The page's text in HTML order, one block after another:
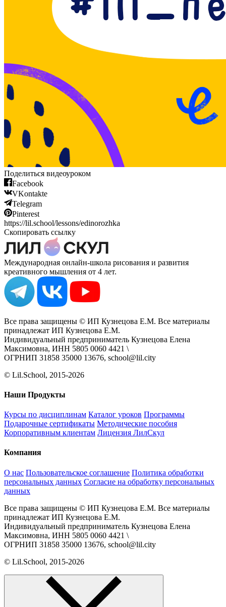
Поделиться видеоуроком
Facebook
VKontakte
Telegram
Pinterest
https://lil.school/lessons/edinorozhka
Скопировать ссылку
Международная онлайн-школа рисования и развития
креативного мышления от 4 лет.
Все права защищены © ИП Кузнецова Е.М. Все материалы
принадлежат ИП Кузнецова Е.М.
Индивидуальный предприниматель Кузнецова Елена
Максимовна, ИНН 5805 0060 4421 \
ОГРНИП 31858 35000 13676, school@lil.city
© Lil.School, 2015‐2026
Наши Продукты
Курсы по дисциплинам Каталог уроков Программы
Подарочные сертификаты Методические пособия
Корпоративным клиентам Лицензия ЛилСкул
Компания
О нас Пользовательское соглашение Политика обработки
персональных данных Согласие на обработку персональных
данных
Все права защищены © ИП Кузнецова Е.М. Все материалы
принадлежат ИП Кузнецова Е.М.
Индивидуальный предприниматель Кузнецова Елена
Максимовна, ИНН 5805 0060 4421 \
ОГРНИП 31858 35000 13676, school@lil.city
© Lil.School, 2015‐2026